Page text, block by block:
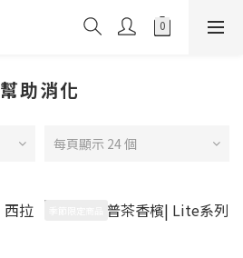
幫助消化
每頁顯示 24 個